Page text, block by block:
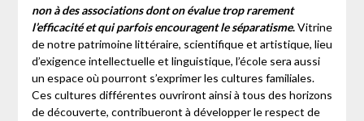
non à des associations dont on évalue trop rarement
l’efficacité et qui parfois encouragent le séparatisme.Vitrine
de notre patrimoine littéraire, scientifique et artistique, lieu
d’exigence intellectuelle et linguistique, l’école sera aussi
un espace où pourront s’exprimer les cultures familiales.
Ces cultures différentes ouvriront ainsi à tous des horizons
de découverte, contribueront à développer le respect de